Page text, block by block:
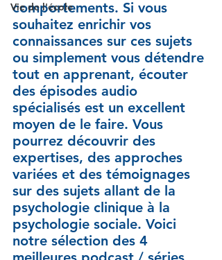
Vie de l'école
comportements. Si vous
souhaitez enrichir vos
connaissances sur ces sujets
ou simplement vous détendre
tout en apprenant, écouter
des épisodes audio
spécialisés est un excellent
moyen de le faire. Vous
pourrez découvrir des
expertises, des approches
variées et des témoignages
sur des sujets allant de la
psychologie clinique à la
psychologie sociale. Voici
notre sélection des 4